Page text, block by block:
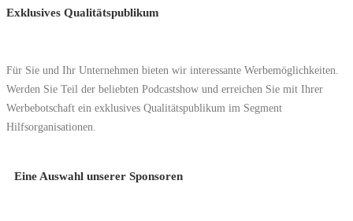
Exklusives Qualitätspublikum
Für Sie und Ihr Unternehmen bieten wir interessante Werbemöglichkeiten.
Werden Sie Teil der beliebten Podcastshow und erreichen Sie mit Ihrer
Werbebotschaft ein exklusives Qualitätspublikum im Segment
Hilfsorganisationen.
Eine Auswahl unserer Sponsoren